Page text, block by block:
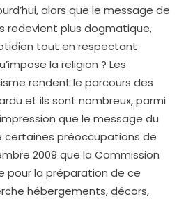
alors que le message de
redevient plus dogmatique,
tout en respectant
la religion ? Les
rendent le parcours des
et ils sont nombreux, parmi
que le message du
certaines préoccupations de
2009 que la Commission
pour la préparation de ce
hébergements, décors,